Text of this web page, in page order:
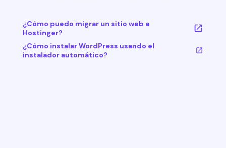
¿Cómo puedo migrar un sitio web a
Hostinger?
¿Cómo instalar WordPress usando el
instalador automático?